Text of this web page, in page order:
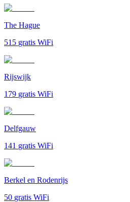
The Hague
515 gratis WiFi
Rijswijk
179 gratis WiFi
Delfgauw
141 gratis WiFi
Berkel en Rodenrijs
50 gratis WiFi